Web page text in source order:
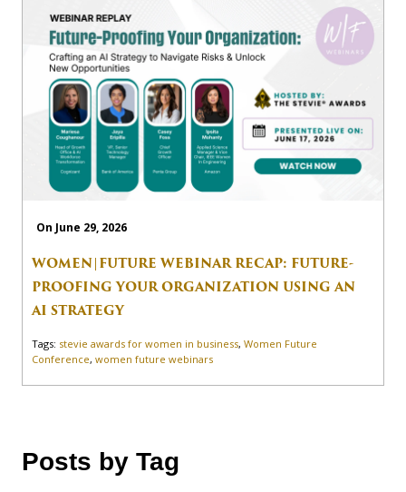
On June 29, 2026
WOMEN|FUTURE WEBINAR RECAP: FUTURE-
PROOFING YOUR ORGANIZATION USING AN
AI STRATEGY
Tags: stevie awards for women in business, Women Future
Conference, women future webinars
Posts by Tag